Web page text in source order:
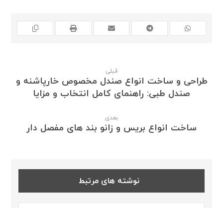
قبلی
طراحی و ساخت انواع صندل مخصوص خارپاشنه و
صندل طبی: راهنمای کامل انتخاب و مزایا
بعدی
ساخت انواع بریس و زانو بند های مفصل دار
نوشته های مرتبط